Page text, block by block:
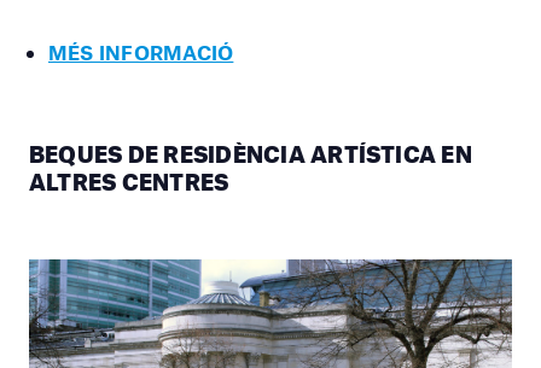
MÉS INFORMACIÓ
BEQUES DE RESIDÈNCIA ARTÍSTICA EN
ALTRES CENTRES